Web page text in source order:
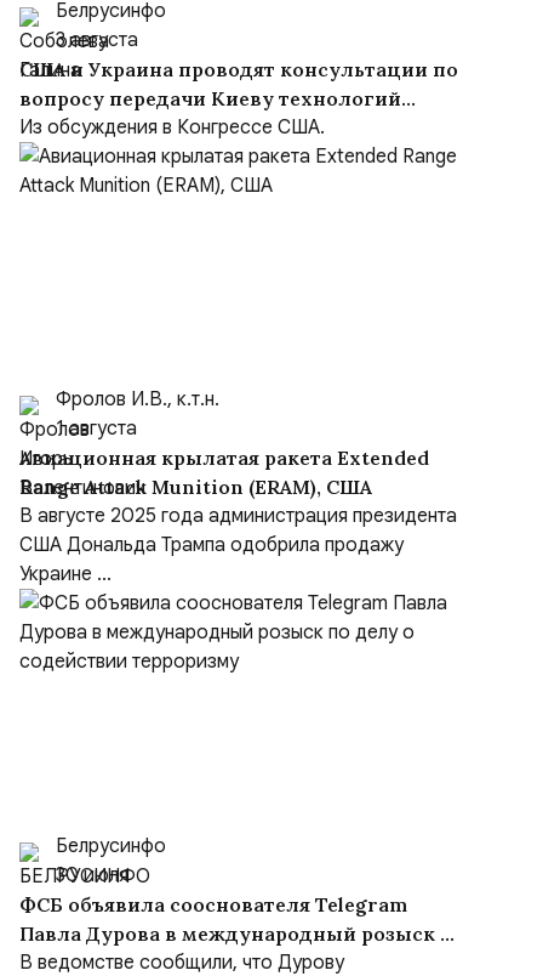
Белрусинфо
3 августа
США и Украина проводят консультации по
вопросу передачи Киеву технологий
производства Patriot
Из обсуждения в Конгрессе США.
Фролов И.В., к.т.н.
1 августа
Авиационная крылатая ракета Extended
Range Attack Munition (ERAM), США
В августе 2025 года администрация президента
США Дональда Трампа одобрила продажу
Украине ...
Белрусинфо
30 июля
ФСБ объявила сооснователя Telegram
Павла Дурова в международный розыск по
делу о содействии терроризму
В ведомстве сообщили, что Дурову